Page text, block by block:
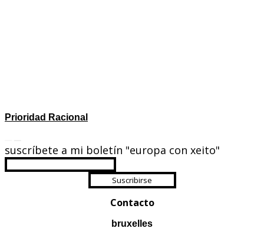
Prioridad Racional
suscríbete a mi boletín "europa con xeito"
Suscribirse
Contacto
bruxelles